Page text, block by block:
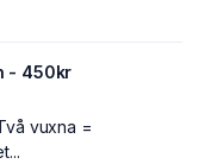
- 450kr
vuxna =